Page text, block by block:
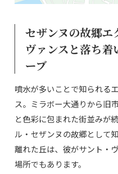
セザンヌの故郷エ
ヴァンスと落ち着
ーブ
噴水が多いことで知られる
ス。ミラボー大通りから旧
と色彩に包まれた街並みが
ル・セザンヌの故郷として
離れた丘は、彼がサント・
場所でもあります。